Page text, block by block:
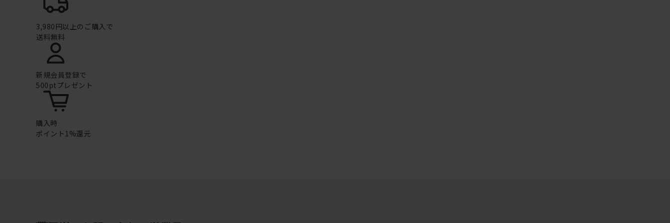
3,980円以上のご購入で
送料無料
新規会員登録で
500ptプレゼント
購入時
ポイント1%還元